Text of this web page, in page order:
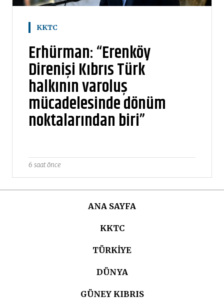
KKTC
Erhürman: “Erenköy
Direnişi Kıbrıs Türk
halkının varoluş
mücadelesinde dönüm
noktalarından biri”
6 saat önce
ANA SAYFA
KKTC
TÜRKIYE
DÜNYA
GÜNEY KIBRIS